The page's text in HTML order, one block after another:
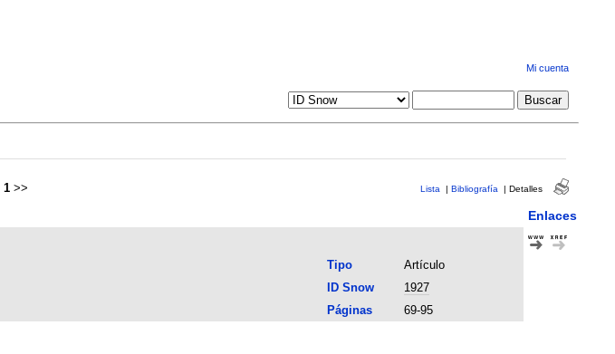
Mi cuenta
1 >> Lista | Bibliografía | Detalles
Enlaces
Tipo
Artículo
ID Snow
1927
Páginas
69-95